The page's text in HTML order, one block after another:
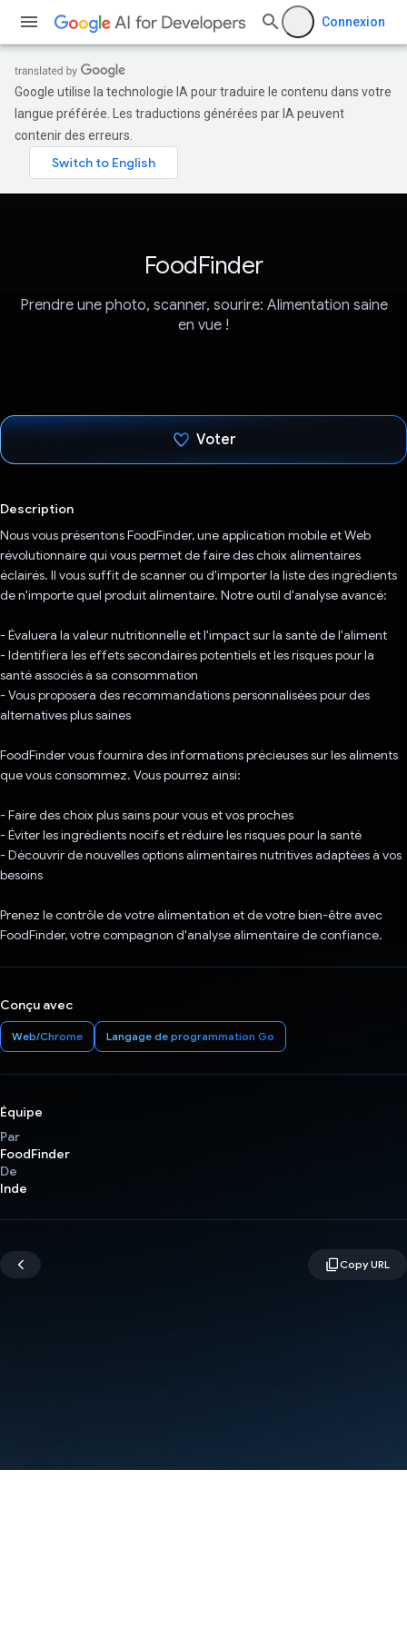
Connexion
Google utilise la technologie IA pour traduire le contenu dans votre
langue préférée. Les traductions générées par IA peuvent
contenir des erreurs.
FoodFinder
Prendre une photo, scanner, sourire: Alimentation saine
en vue !
Voter
Description
Nous vous présentons FoodFinder, une application mobile et Web
révolutionnaire qui vous permet de faire des choix alimentaires
éclairés. Il vous suffit de scanner ou d'importer la liste des ingrédients
de n'importe quel produit alimentaire. Notre outil d'analyse avancé:
- Évaluera la valeur nutritionnelle et l'impact sur la santé de l'aliment
- Identifiera les effets secondaires potentiels et les risques pour la
santé associés à sa consommation
- Vous proposera des recommandations personnalisées pour des
alternatives plus saines
FoodFinder vous fournira des informations précieuses sur les aliments
que vous consommez. Vous pourrez ainsi:
- Faire des choix plus sains pour vous et vos proches
- Éviter les ingrédients nocifs et réduire les risques pour la santé
- Découvrir de nouvelles options alimentaires nutritives adaptées à vos
besoins
Prenez le contrôle de votre alimentation et de votre bien-être avec
FoodFinder, votre compagnon d'analyse alimentaire de confiance.
Conçu avec
Web/Chrome Langage de programmation Go
Équipe
Par
FoodFinder
De
Inde